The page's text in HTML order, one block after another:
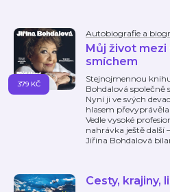
Autobiografie a
Můj život mezi
smíchem
Stejnojmennou
Bohdalová společně
Nyní ji ve svých
hlasem
Vedle vysoké
nahrávka ještě další
Jiřina Bohdalová
379 KČ
Cesty, krajiny,